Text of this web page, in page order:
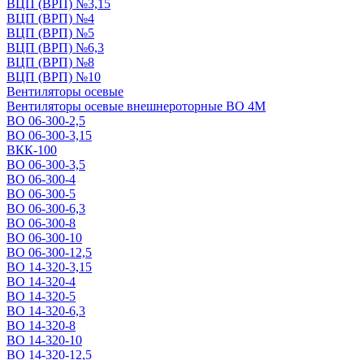
ВЦП (ВРП) №3,15
ВЦП (ВРП) №4
ВЦП (ВРП) №5
ВЦП (ВРП) №6,3
ВЦП (ВРП) №8
ВЦП (ВРП) №10
Вентиляторы осевые
Вентиляторы осевые внешнероторные ВО 4М
ВО 06-300-2,5
ВО 06-300-3,15
ВКК-100
ВО 06-300-3,5
ВО 06-300-4
ВО 06-300-5
ВО 06-300-6,3
ВО 06-300-8
ВО 06-300-10
ВО 06-300-12,5
ВО 14-320-3,15
ВО 14-320-4
ВО 14-320-5
ВО 14-320-6,3
ВО 14-320-8
ВО 14-320-10
ВО 14-320-12,5